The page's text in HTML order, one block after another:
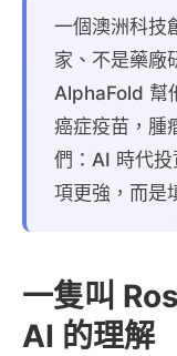
一個澳洲科技
家、不是藥廠
AlphaFold 幫
癌症疫苗，腫
們：AI 時代
項更強，而是
一隻叫
AI 的理解